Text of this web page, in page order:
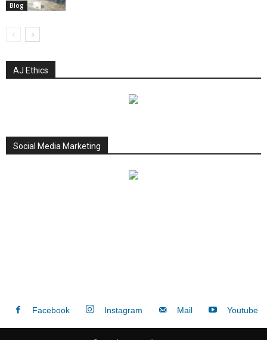
Blog
AJ Ethics
Social Media Marketing
Facebook Instagram Mail Youtube